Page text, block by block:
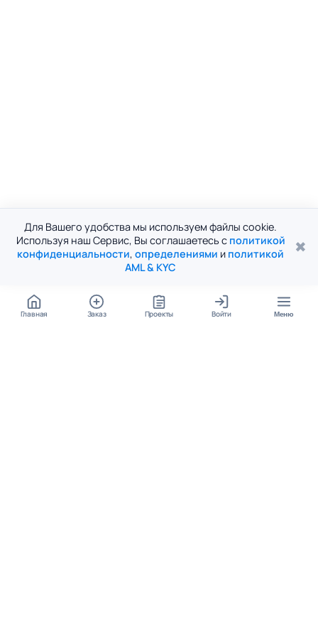
Для Вашего удобства мы используем файлы cookie.
Используя наш Сервис, Вы соглашаетесь с политикой
конфиденциальности, определениями и политикой
AML & KYC
✖
Главная Заказ Проекты Войти Меню